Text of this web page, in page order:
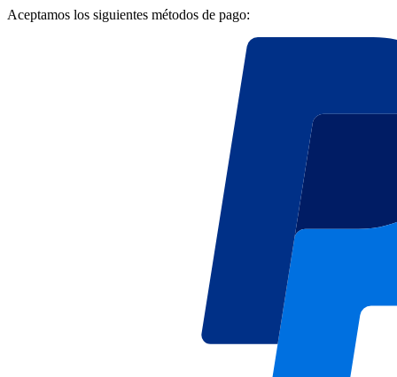
Aceptamos los siguientes métodos de pago: